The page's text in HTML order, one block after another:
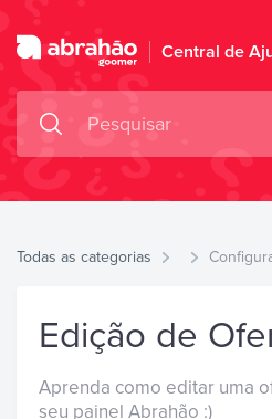
Central de
Todas as categorias
Edição de
Aprenda como editar uma
seu painel Abrahão :)